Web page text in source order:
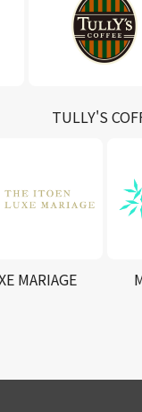
TULLY'S
MARIAGE